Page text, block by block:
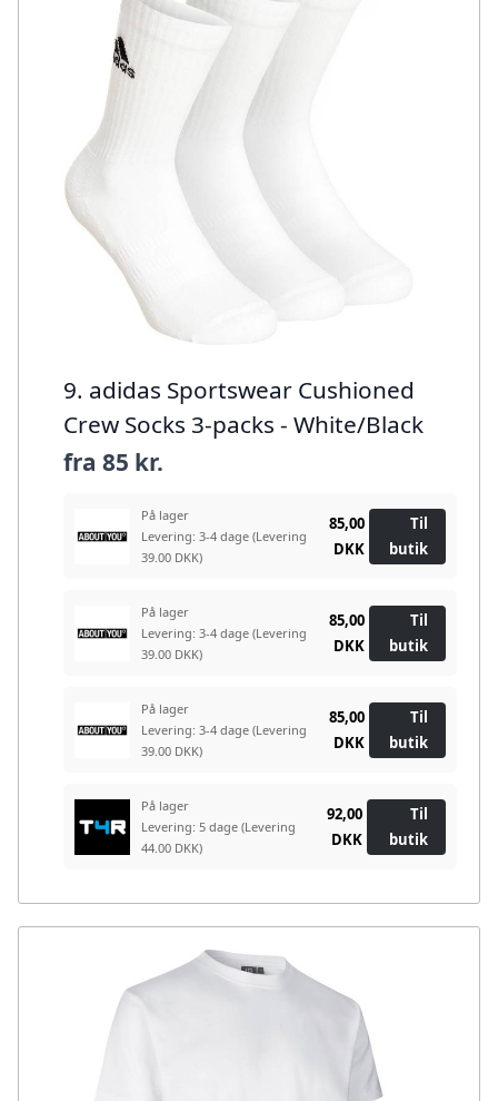
9. adidas Sportswear Cushioned
Crew Socks 3-packs - White/Black
fra 85 kr.
På lager
Levering: 3-4 dage (Levering
39.00 DKK)
85,00
DKK
Til
butik
På lager
Levering: 3-4 dage (Levering
39.00 DKK)
85,00
DKK
Til
butik
På lager
Levering: 3-4 dage (Levering
39.00 DKK)
85,00
DKK
Til
butik
På lager
Levering: 5 dage (Levering
44.00 DKK)
92,00
DKK
Til
butik